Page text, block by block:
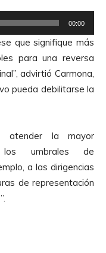
00:00
que signifique más
para una reversa
advirtió Carmona,
pueda debilitarse la
atender la mayor
los umbrales de
a las dirigencias
de representación